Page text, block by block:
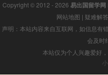
Copyright © 2012 - 2026 易出国留学网
网站地图 | 疑难解答
声明：本站内容来自互联网，如信息有
会及时
本站仅为个人兴趣爱好